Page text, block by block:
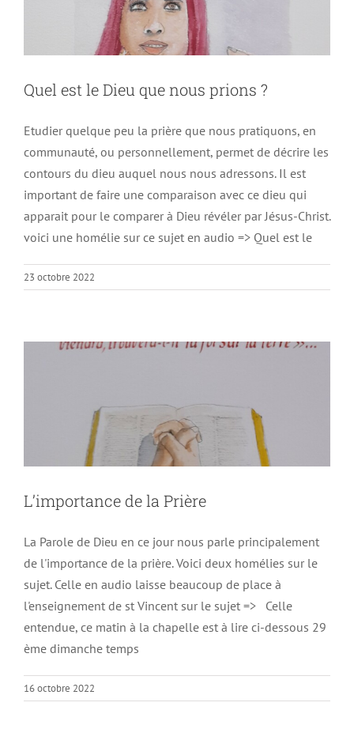
Quel est le Dieu que nous prions ?
Etudier quelque peu la prière que nous pratiquons, en
communauté, ou personnellement, permet de décrire les
contours du dieu auquel nous nous adressons. Il est
important de faire une comparaison avec ce dieu qui
apparait pour le comparer à Dieu révéler par Jésus-Christ.
voici une homélie sur ce sujet en audio => Quel est le
23 octobre 2022
L’importance de la Prière
L’importance de la Prière
La Parole de Dieu en ce jour nous parle principalement
de l'importance de la prière. Voici deux homélies sur le
sujet. Celle en audio laisse beaucoup de place à
l'enseignement de st Vincent sur le sujet => Celle
entendue, ce matin à la chapelle est à lire ci-dessous 29
ème dimanche temps
16 octobre 2022